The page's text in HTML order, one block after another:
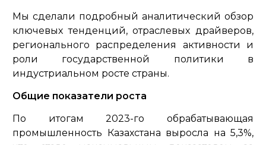
Мы сделали подробный аналитический обзор
ключевых тенденций, отраслевых драйверов,
регионального распределения активности и
роли государственной политики в
индустриальном росте страны.
Общие показатели роста
По итогам 2023-го обрабатывающая
промышленность Казахстана выросла на 5,3%,